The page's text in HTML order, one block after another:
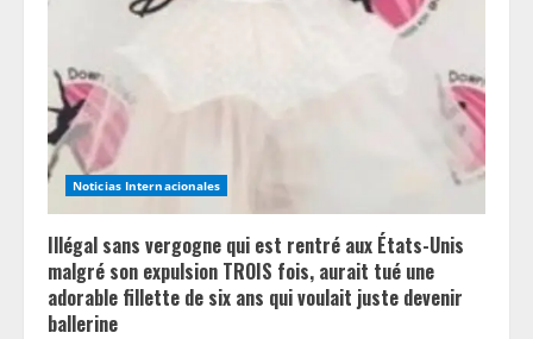
a
d
i
n
g
Noticias Internacionales
Illégal sans vergogne qui est rentré aux États-Unis
malgré son expulsion TROIS fois, aurait tué une
adorable fillette de six ans qui voulait juste devenir
ballerine